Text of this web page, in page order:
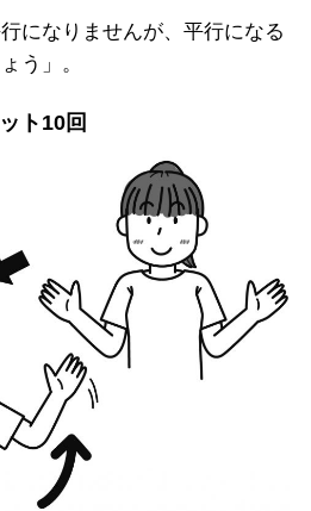
になりませんが、平行になる
う」。
ト10回